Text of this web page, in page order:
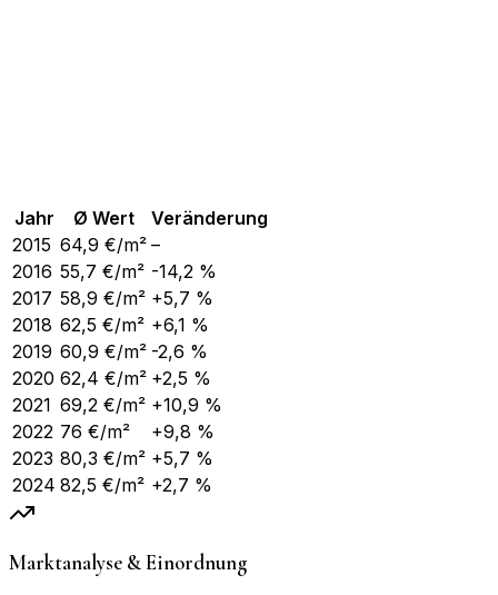
Jahr Ø Wert
Veränderung
2015 64,9 €/m² –
2016 55,7 €/m² -14,2 %
2017 58,9 €/m² +5,7 %
2018 62,5 €/m² +6,1 %
2019 60,9 €/m² -2,6 %
2020 62,4 €/m² +2,5 %
2021 69,2 €/m² +10,9 %
2022 76 €/m²
+9,8 %
2023 80,3 €/m² +5,7 %
2024 82,5 €/m² +2,7 %
Marktanalyse & Einordnung